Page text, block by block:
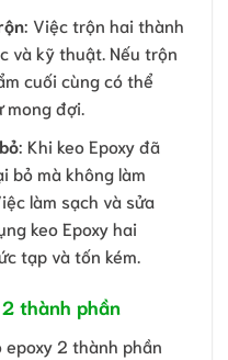
: Việc trộn hai thành
và kỹ thuật. Nếu trộn
cuối cùng có thể
đợi.
: Khi keo Epoxy đã
bỏ mà không làm
làm sạch và sửa
keo Epoxy hai
tạp và tốn kém.
thành phần
epoxy 2 thành phần